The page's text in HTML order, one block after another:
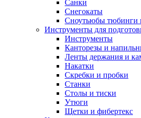
Санки
Снегокаты
Сноутьюбы тюбинги
Инструменты для
Инструменты
Канторезы и
Ленты держания и
Накатки
Скребки и пробки
Станки
Столы и тиски
Утюги
Щетки и фибертекс